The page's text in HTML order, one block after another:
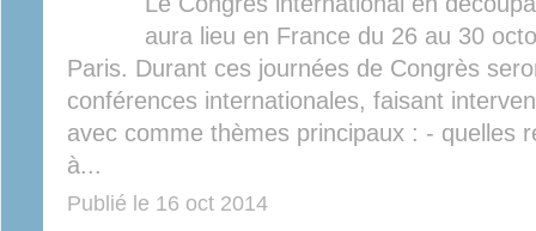
aura lieu en France du 26 au 30
Paris. Durant ces journées de Congrès
conférences internationales, faisant
avec comme thèmes principaux : - quelles
à...
Publié le 16 oct 2014